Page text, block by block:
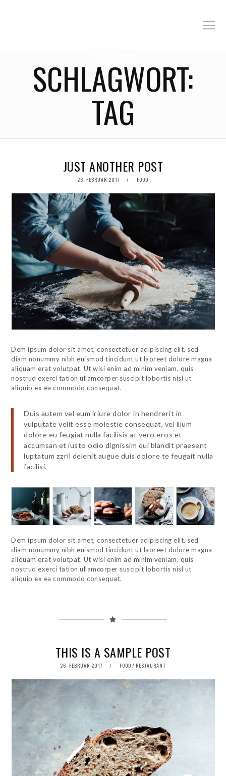
SCHLAGWORT:
TAG
JUST ANOTHER POST
POSTED
26. FEBRUAR 2017 FOOD
Dem ipsum dolor sit amet, consectetuer adipiscing elit, sed
diam nonummy nibh euismod tincidunt ut laoreet dolore magna
aliquam erat volutpat. Ut wisi enim ad minim veniam, quis
nostrud exerci tation ullamcorper suscipit lobortis nisl ut
aliquip ex ea commodo consequat.
Duis autem vel eum iriure dolor in hendrerit in
vulputate velit esse molestie consequat, vel illum
dolore eu feugiat nulla facilisis at vero eros et
accumsan et iusto odio dignissim qui blandit praesent
luptatum zzril delenit augue duis dolore te feugait nulla
facilisi.
Dem ipsum dolor sit amet, consectetuer adipiscing elit, sed
diam nonummy nibh euismod tincidunt ut laoreet dolore magna
aliquam erat volutpat. Ut wisi enim ad minim veniam, quis
nostrud exerci tation ullamcorper suscipit lobortis nisl ut
aliquip ex ea commodo consequat.
THIS IS A SAMPLE POST
POSTED
26. FEBRUAR 2017 FOOD / RESTAURANT